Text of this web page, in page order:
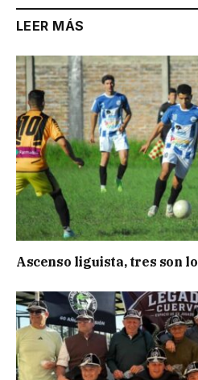
LEER MÁS
Ascenso liguista, tres son